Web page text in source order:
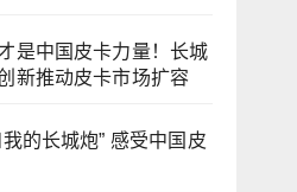
是中国皮卡力量！长城
新推动皮卡市场扩容
我的长城炮” 感受中国皮